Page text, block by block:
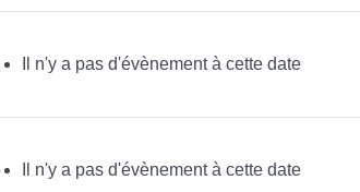
Il n'y a pas d'évènement à cette date
Il n'y a pas d'évènement à cette date